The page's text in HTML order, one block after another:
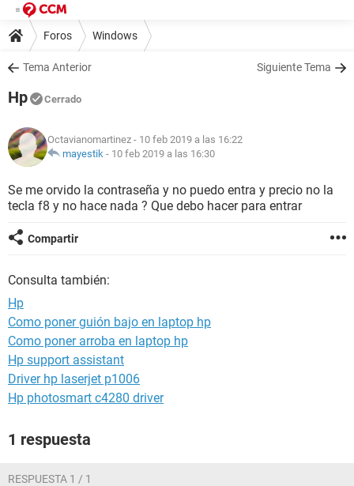
Foros Windows
Tema Anterior Siguiente Tema
Hp Cerrado
Octavianomartinez - 10 feb 2019 a las 16:22
mayestik - 10 feb 2019 a las 16:30
Se me orvido la contraseña y no puedo entra y precio no la
tecla f8 y no hace nada ? Que debo hacer para entrar
Compartir
Consulta también:
Hp
Como poner guión bajo en laptop hp
Como poner arroba en laptop hp
Hp support assistant
Driver hp laserjet p1006
Hp photosmart c4280 driver
1 respuesta
RESPUESTA 1 / 1